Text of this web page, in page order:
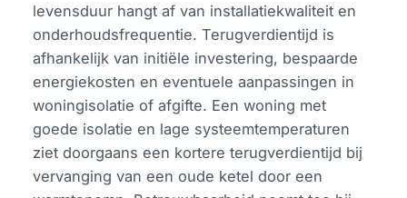
levensduur hangt af van installatiekwaliteit en
onderhoudsfrequentie. Terugverdientijd is
afhankelijk van initiële investering, bespaarde
energiekosten en eventuele aanpassingen in
woningisolatie of afgifte. Een woning met
goede isolatie en lage systeemtemperaturen
ziet doorgaans een kortere terugverdientijd bij
vervanging van een oude ketel door een